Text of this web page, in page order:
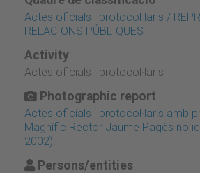
Actes oficials i protocol·laris /
RELACIONS PÚBLIQUES
Activity
Actes oficials i protocol·laris
Photographic report
Actes oficials i protocol·laris amb
Magnífic Rector Jaume Pagès no
2002).
Persons/entities